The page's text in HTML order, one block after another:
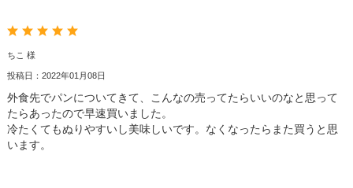
ちこ 様
投稿日：2022年01月08日
外食先でパンについてきて、こんなの売ってたらいいのなと思って
たらあったので早速買いました。
冷たくてもぬりやすいし美味しいです。なくなったらまた買うと思
います。